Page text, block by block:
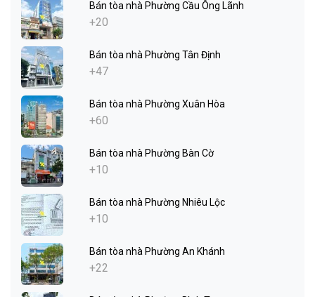
Bán tòa nhà Phường Cầu Ông Lãnh
+20
Bán tòa nhà Phường Tân Định
+47
Bán tòa nhà Phường Xuân Hòa
+60
Bán tòa nhà Phường Bàn Cờ
+10
Bán tòa nhà Phường Nhiêu Lộc
+10
Bán tòa nhà Phường An Khánh
+22